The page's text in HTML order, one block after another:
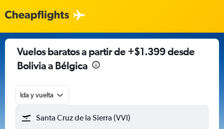
Vuelos baratos a partir de +$1.399 desde
Bolivia a Bélgica
Ida y vuelta
Santa Cruz de la Sierra (VVI)